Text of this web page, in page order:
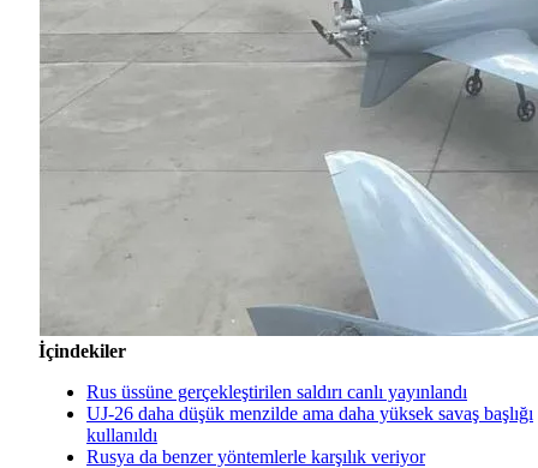
İçindekiler
Rus üssüne gerçekleştirilen saldırı canlı yayınlandı
UJ-26 daha düşük menzilde ama daha yüksek savaş başlığı
kullanıldı
Rusya da benzer yöntemlerle karşılık veriyor